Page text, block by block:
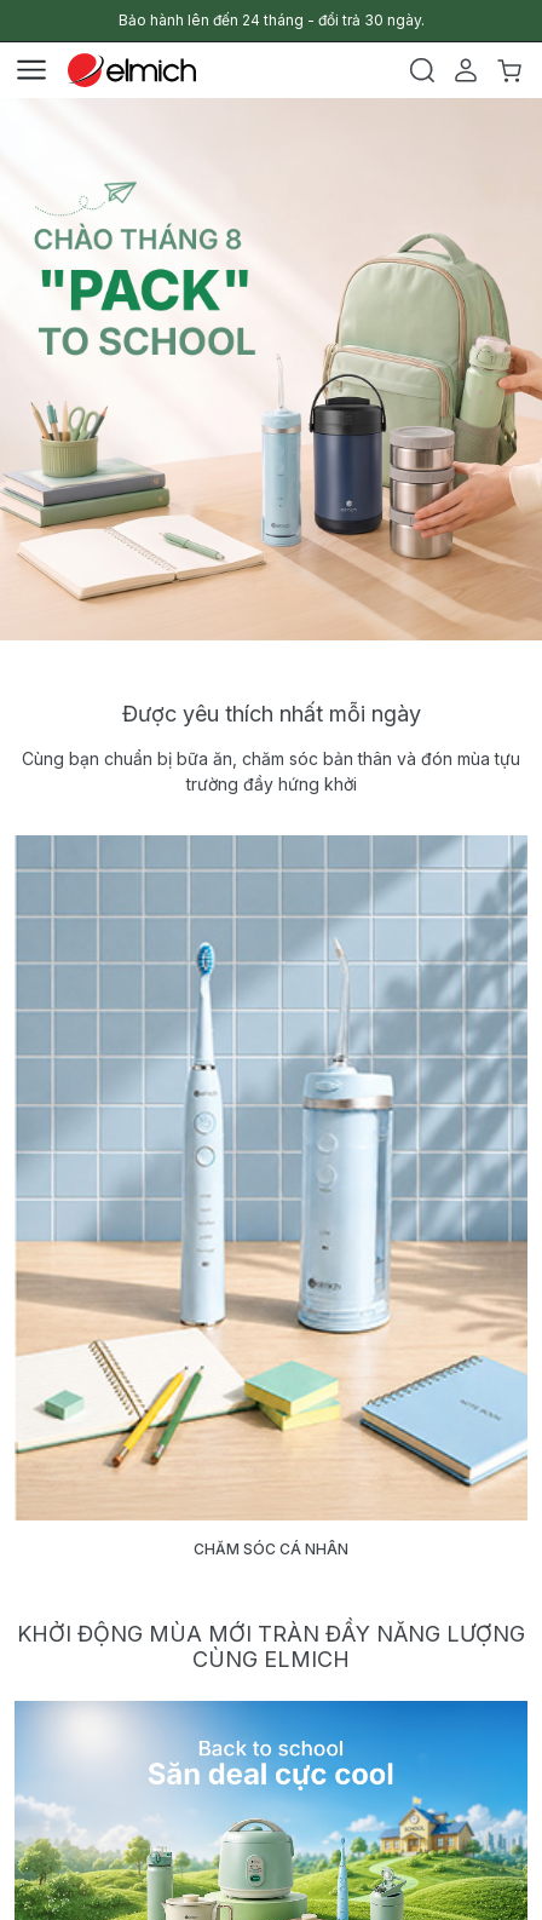
Bảo hành lên đến 24 tháng - đổi trả 30 ngày.
Được yêu thích nhất mỗi ngày
Cùng bạn chuẩn bị bữa ăn, chăm sóc bản thân và đón mùa tựu
trường đầy hứng khởi
CHĂM SÓC CÁ NHÂN
KHỞI ĐỘNG MÙA MỚI TRÀN ĐẦY NĂNG LƯỢNG
CÙNG ELMICH